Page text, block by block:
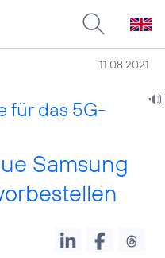
11.08.2021
für das 5G-
Samsung